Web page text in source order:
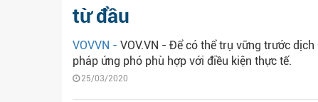
từ đầu
VOVVN - VOV.VN - Để có thể trụ vững trước
pháp ứng phó phù hợp với điều kiện thực tế.
25/03/2020